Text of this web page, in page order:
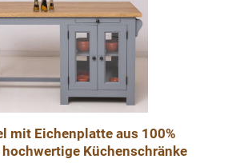
mit Eichenplatte aus 100%
Küchenschränke